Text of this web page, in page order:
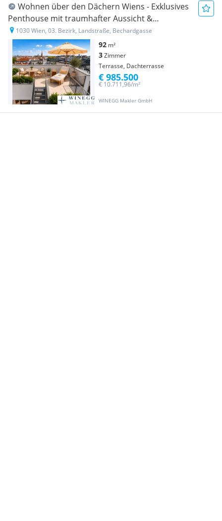
Wohnen über den Dächern Wiens - Exklusives
Penthouse mit traumhafter Aussicht &
Dachterrasse, nächst Stadtpark, Wien Mitte und
Rochusmarkt
1030 Wien, 03. Bezirk, Landstraße, Bechardgasse
92 m²
3Zimmer
Terrasse, Dachterrasse
WINEGG Makler GmbH
€ 10.711,96/m²
€ 985.500